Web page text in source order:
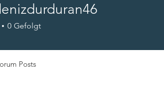
0 Gefolgt
Posts